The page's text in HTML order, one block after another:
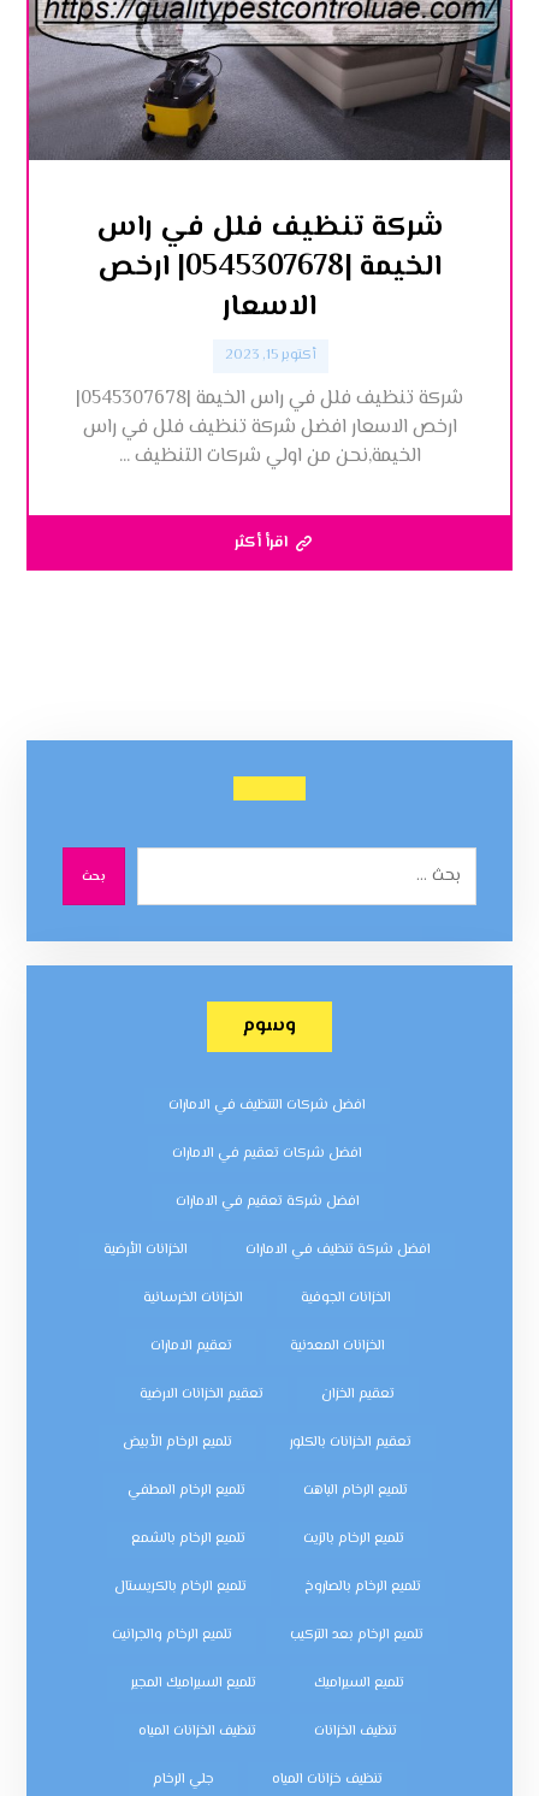
شركة تنظيف فلل في راس
الخيمة |0545307678| ارخص
الاسعار
أكتوبر 15, 2023
شركة تنظيف فلل في راس الخيمة |0545307678|
ارخص الاسعار افضل شركة تنظيف فلل في راس
الخيمة,نحن من اولي شركات التنظيف ...
اقرأ أكثر
بحث
وسوم
افضل شركات التنظيف في الامارات
افضل شركات تعقيم في الامارات
افضل شركة تعقيم في الامارات
افضل شركة تنظيف في الامارات الخزانات الأرضية
الخزانات الجوفية الخزانات الخرسانية
الخزانات المعدنية تعقيم الامارات
تعقيم الخزان تعقيم الخزانات الارضية
تعقيم الخزانات بالكلور تلميع الرخام الأبيض
تلميع الرخام الباهت تلميع الرخام المطفي
تلميع الرخام بالزيت تلميع الرخام بالشمع
تلميع الرخام بالصاروخ تلميع الرخام بالكريستال
تلميع الرخام بعد التركيب تلميع الرخام والجرانيت
تلميع السيراميك تلميع السيراميك المجير
تنظيف الخزانات تنظيف الخزانات المياه
تنظيف خزانات المياه جلي الرخام